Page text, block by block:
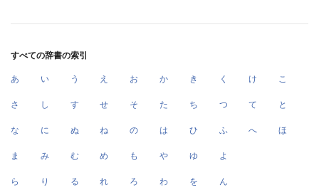
すべての辞書の索引
あ い う え お か き く け こ
さ し す せ そ た ち つ て と
な に ぬ ね の は ひ ふ へ ほ
ま み む め も や ゆ よ
ら り る れ ろ わ を ん